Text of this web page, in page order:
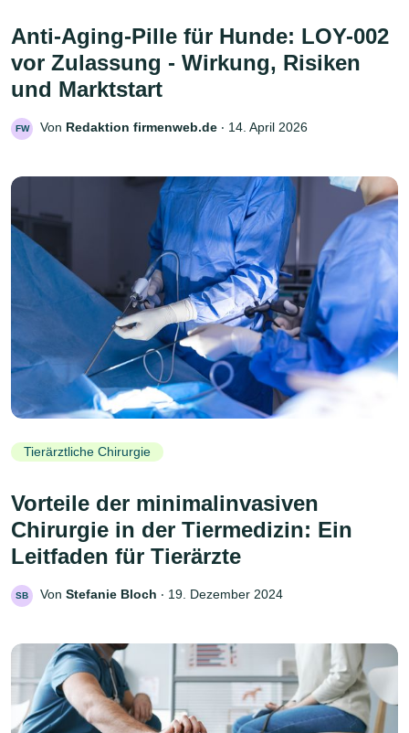
Anti-Aging-Pille für Hunde: LOY-002
vor Zulassung - Wirkung, Risiken
und Marktstart
FW Von Redaktion firmenweb.de ‧ 14. April 2026
Tierärztliche Chirurgie
Vorteile der minimalinvasiven
Chirurgie in der Tiermedizin: Ein
Leitfaden für Tierärzte
SB Von Stefanie Bloch ‧ 19. Dezember 2024